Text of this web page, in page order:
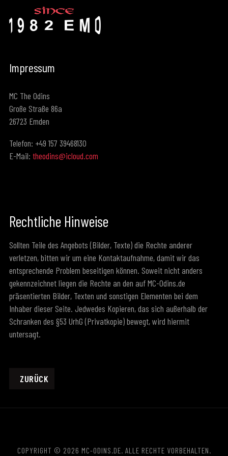
Impressum
MC The Odins
Große Straße 86a
26723 Emden
Telefon: +49 157 39468130
E-Mail: theodins@icloud.com
Rechtliche Hinweise
Sollten Teile des Angebots (Bilder, Texte) die Rechte anderer
verletzen, bitten wir um eine Kontaktaufnahme, damit wir das
entsprechende Problem beseitigen können. Soweit nicht anders
gekennzeichnet liegen die Rechte an den auf MC-Odins.de
präsentierten Bilder, Texten und sonstigen Elementen bei dem
Inhaber dieser Seite. Jedwedes Kopieren, das sich außerhalb der
Schranken des §53 UrhG (Privatkopie) bewegt, wird hiermit
untersagt.
VORHERIGER BEITRAG: DATENSCHUTZERKLÄRUNG
ZURÜCK
COPYRIGHT © 2026 MC-ODINS.DE. ALLE RECHTE VORBEHALTEN.